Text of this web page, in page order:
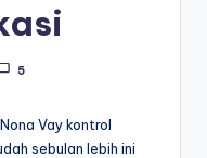
5
Vay kontrol
sebulan lebih ini